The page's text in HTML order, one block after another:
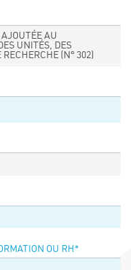
Catalysis for
ON GREEN
AU
UNITÉS, DES
RECHERCHE (N° 302)
OU RH *